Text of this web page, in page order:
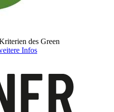
des Green
Infos